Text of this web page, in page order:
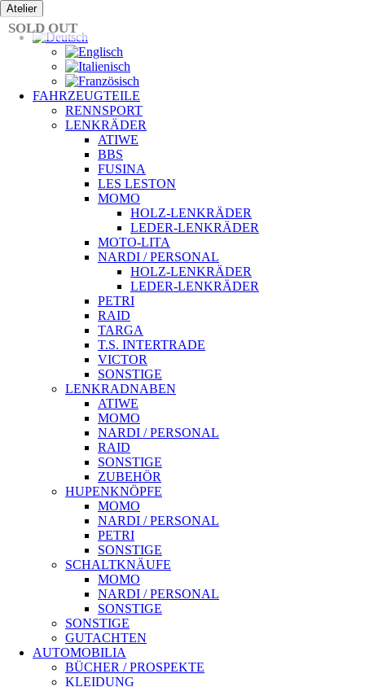
Zum
Inhalt
springen
Atelier
FAHRZEUGTEILE
RENNSPORT
LENKRÄDER
ATIWE
BBS
FUSINA
LES LESTON
MOMO
HOLZ-LENKRÄDER
LEDER-LENKRÄDER
MOTO-LITA
NARDI / PERSONAL
HOLZ-LENKRÄDER
LEDER-LENKRÄDER
PETRI
RAID
TARGA
T.S. INTERTRADE
VICTOR
SONSTIGE
LENKRADNABEN
ATIWE
MOMO
NARDI / PERSONAL
RAID
SONSTIGE
ZUBEHÖR
HUPENKNÖPFE
MOMO
NARDI / PERSONAL
PETRI
SONSTIGE
SCHALTKNÄUFE
MOMO
NARDI / PERSONAL
SONSTIGE
SONSTIGE
GUTACHTEN
AUTOMOBILIA
BÜCHER / PROSPEKTE
KLEIDUNG
SOLD OUT